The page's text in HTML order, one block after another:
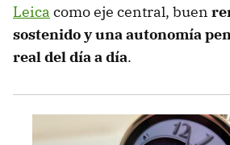
Leica como eje central, buen
sostenido y una autonomía
real del día a día.